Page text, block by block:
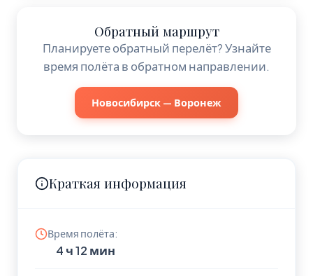
Обратный маршрут
Планируете обратный перелёт? Узнайте
время полёта в обратном направлении.
Новосибирск — Воронеж
Краткая информация
Время полёта:
4 ч 12 мин